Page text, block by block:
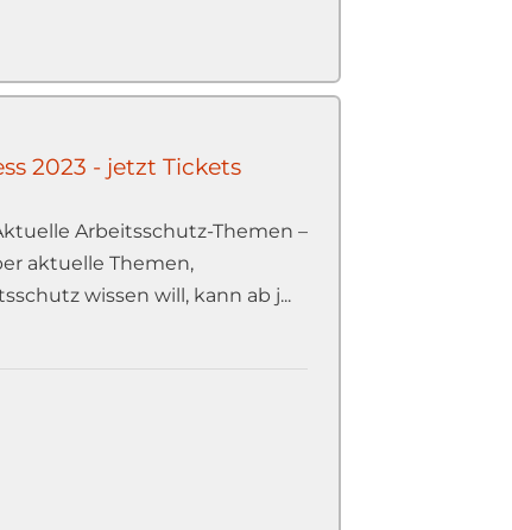
2023 - jetzt Tickets
Arbeitsschutz-Themen –
aktuelle Themen,
wissen will, kann ab j...